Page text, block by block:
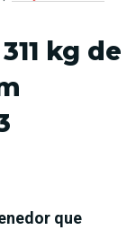
kg de
que